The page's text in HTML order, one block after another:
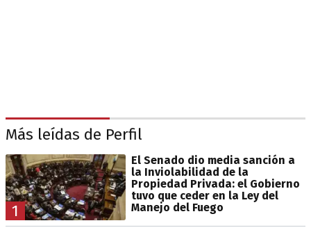
Más leídas de Perfil
1
El Senado dio media sanción a
la Inviolabilidad de la
Propiedad Privada: el Gobierno
tuvo que ceder en la Ley del
Manejo del Fuego